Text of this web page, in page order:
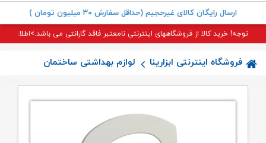
ارسال رایگان کالای غیرحجیم (حداقل سفارش ۳۰ میلیون تومان )
توجه! خرید کالا از فروشگاههای اینترنتی نامعتبر فاقد گارانتی می باشد.>اطلاعات
فروشگاه اینترنتی ابزارینا لوازم بهداشتی ساختمان